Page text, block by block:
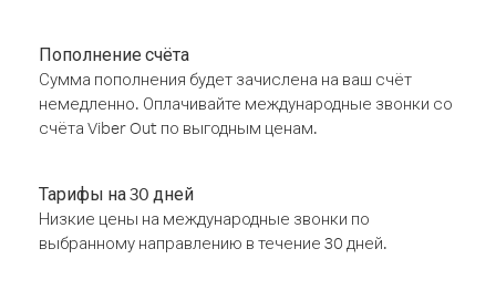
Пополнение счёта
Сумма пополнения будет зачислена на ваш счёт
немедленно. Оплачивайте международные звонки со
счёта Viber Out по выгодным ценам.
Тарифы на 30 дней
Низкие цены на международные звонки по
выбранному направлению в течение 30 дней.